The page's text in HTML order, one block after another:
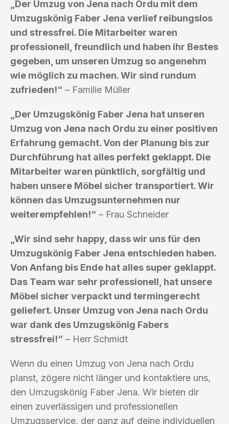
„Der Umzug von Jena nach Ordu mit dem
Umzugskönig Faber Jena verlief reibungslos
und stressfrei. Die Mitarbeiter waren
professionell, freundlich und haben ihr Bestes
gegeben, um unseren Umzug so angenehm
wie möglich zu machen. Wir sind rundum
zufrieden!“ – Familie Müller
„Der Umzugskönig Faber Jena hat unseren
Umzug von Jena nach Ordu zu einer positiven
Erfahrung gemacht. Von der Planung bis zur
Durchführung hat alles perfekt geklappt. Die
Mitarbeiter waren pünktlich, sorgfältig und
haben unsere Möbel sicher transportiert. Wir
können das Umzugsunternehmen nur
weiterempfehlen!“ – Frau Schneider
„Wir sind sehr happy, dass wir uns für den
Umzugskönig Faber Jena entschieden haben.
Von Anfang bis Ende hat alles super geklappt.
Das Team war sehr professionell, hat unsere
Möbel sicher verpackt und termingerecht
geliefert. Unser Umzug von Jena nach Ordu
war dank des Umzugskönig Fabers
stressfrei!“ – Herr Schmidt
Wenn du einen Umzug von Jena nach Ordu
planst, zögere nicht länger und kontaktiere uns,
den Umzugskönig Faber Jena. Wir bieten dir
einen zuverlässigen und professionellen
Umzugsservice, der ganz auf deine individuellen